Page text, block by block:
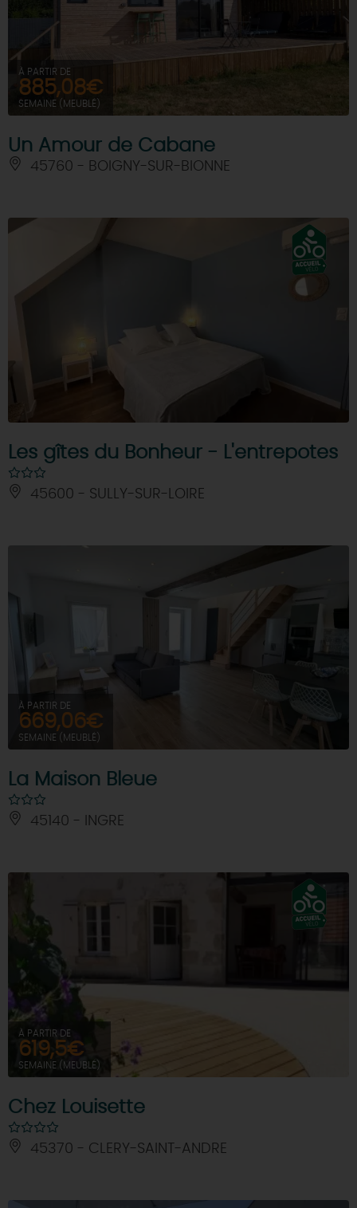
DEMAIN
CETTE SEMAINE
À PARTIR DE
885,08€
SEMAINE (MEUBLÉ)
Un Amour de Cabane
45760 - BOIGNY-SUR-BIONNE
Les gîtes du Bonheur - L'entrepotes
45600 - SULLY-SUR-LOIRE
À PARTIR DE
669,06€
SEMAINE (MEUBLÉ)
La Maison Bleue
45140 - INGRE
À PARTIR DE
619,5€
SEMAINE (MEUBLÉ)
Chez Louisette
45370 - CLERY-SAINT-ANDRE